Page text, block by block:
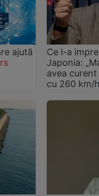
ajută
Ce l-a
Japonia:
avea
cu 260 km/